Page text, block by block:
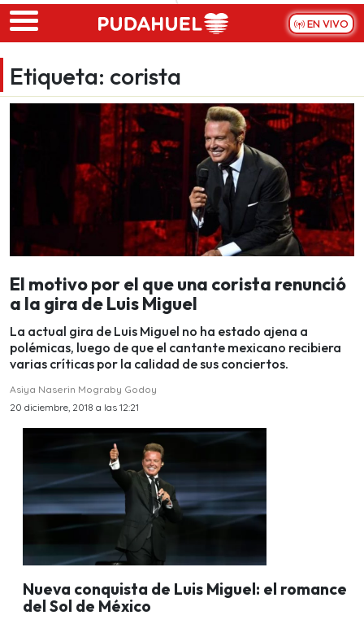
Skip to main content
EN VIVO
Etiqueta: corista
El motivo por el que una corista renunció
a la gira de Luis Miguel
La actual gira de Luis Miguel no ha estado ajena a
polémicas, luego de que el cantante mexicano recibiera
varias críticas por la calidad de sus conciertos.
Asiya Naserin Mograby Godoy
20 diciembre, 2018 a las 12:21
Nueva conquista de Luis Miguel: el romance
del Sol de México